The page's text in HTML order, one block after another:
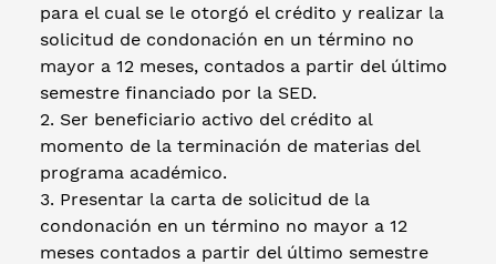
para el cual se le otorgó el crédito y realizar la
solicitud de condonación en un término no
mayor a 12 meses, contados a partir del último
semestre financiado por la SED.
2. Ser beneficiario activo del crédito al
momento de la terminación de materias del
programa académico.
3. Presentar la carta de solicitud de la
condonación en un término no mayor a 12
meses contados a partir del último semestre